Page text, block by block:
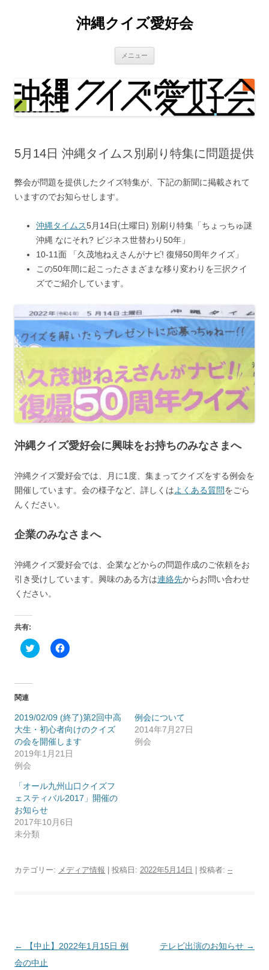
沖縄クイズ愛好会
メニュー
ツ
へ
ス
キ
ッ
5月14日 沖縄タイムス別刷り特集に問題提供
弊会が問題を提供したクイズ特集が、下記の新聞に掲載されて
いますのでお知らせします。
沖縄タイムス5月14日(土曜日) 別刷り特集「ちょっちゅ謎
沖縄 なにそれ? ビジネス世替わり50年」
10-11面 「久茂地ねえさんがナビ! 復帰50周年クイズ」
この50年間に起こったさまざまな移り変わりを三択クイ
ズでご紹介しています。
沖縄クイズ愛好会に興味をお持ちのみなさまへ
沖縄クイズ愛好会では、月に1度、集まってクイズをする例会を
開催しています。会の様子など、詳しくはよくある質問をごら
んください。
企業のみなさまへ
沖縄クイズ愛好会では、企業などからの問題作成のご依頼をお
引き受けしています。興味のある方は連絡先からお問い合わせ
ください。
共有:
ク
リ
t
e
r
で
共
し
い
ウ
ィ
ン
ド
ウ
で
ま
す
F
a
共
有
す
る
に
は
ク
し
て
だ
さ
い
ウ
す
)
関連
2019/02/09 (終了)第2回中高
大生・初心者向けのクイズ
の会を開催します
2019年1月21日
例会
例会について
2014年7月27日
例会
「オール九州山口クイズフ
ェスティバル2017」開催の
お知らせ
2017年10月6日
未分類
カテゴリー: メディア情報 | 投稿日: 2022年5月14日 | 投稿者: --
投
稿
←
【中止】2022年1月15日 例
会の中止
テレビ出演のお知らせ →